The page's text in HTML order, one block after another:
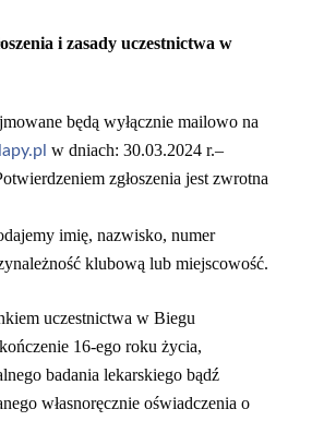
i zasady uczestnictwa w
będą wyłącznie mailowo na
w dniach: 30.03.2024 r.–
zgłoszenia jest zwrotna
imię, nazwisko, numer
klubową lub miejscowość.
uczestnictwa w Biegu
16-ego roku życia,
badania lekarskiego bądź
własnoręcznie oświadczenia o